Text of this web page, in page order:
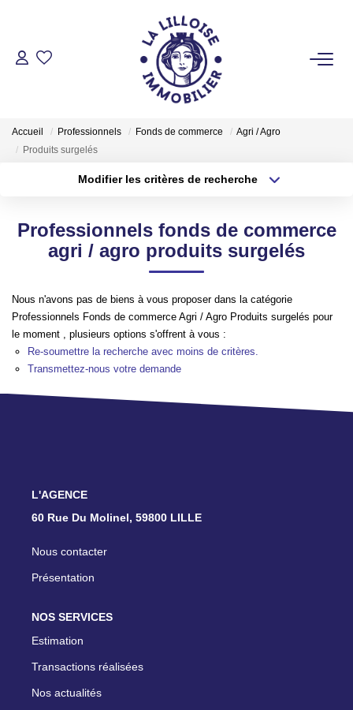
ACHETER
Nos Biens Au Touquet Paris-Plage
LOUER
VENDRE
GESTION LOCATIVE
TRANSACTIONS RÉALISÉES
Accueil Professionnels Fonds de commerce
Agri / Agro
Produits surgelés
Modifier les critères de recherche
Sélectionnez...
Type de bien
Surface min
Créer une alerte
Professionnels fonds de commerce
agri / agro produits surgelés
Nous n'avons pas de biens à vous proposer dans la catégorie
Professionnels Fonds de commerce Agri / Agro Produits surgelés pour
le moment , plusieurs options s'offrent à vous :
Re-soumettre la recherche avec moins de critères.
Transmettez-nous votre demande
L'AGENCE
60 Rue Du Molinel, 59800 LILLE
Nous contacter
Présentation
NOS SERVICES
Estimation
Transactions réalisées
Nos actualités